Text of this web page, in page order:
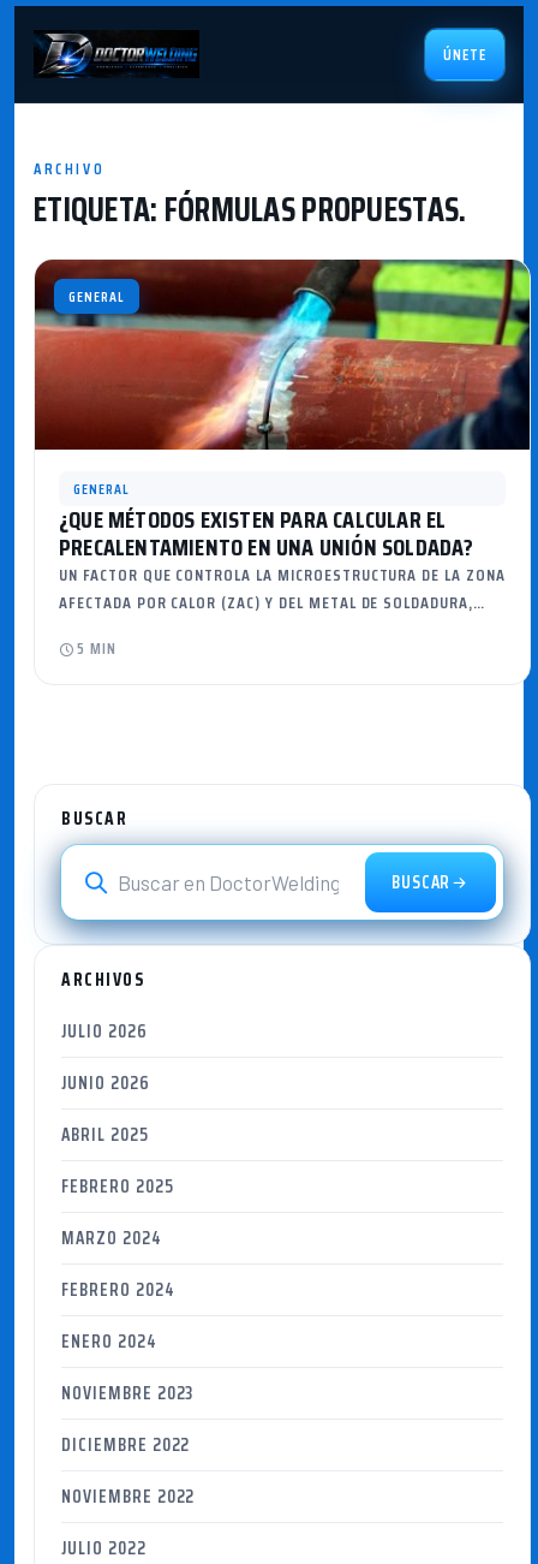
ÚNETE
ARCHIVO
ETIQUETA:FÓRMULAS PROPUESTAS.
GENERAL
GENERAL
¿QUE MÉTODOS EXISTEN PARA CALCULAR EL
PRECALENTAMIENTO EN UNA UNIÓN SOLDADA?
UN FACTOR QUE CONTROLA LA MICROESTRUCTURA DE LA ZONA
AFECTADA POR CALOR (ZAC) Y DEL METAL DE SOLDADURA,…
5 MIN
BUSCAR
BUSCAR
ARCHIVOS
JULIO 2026
JUNIO 2026
ABRIL 2025
FEBRERO 2025
MARZO 2024
FEBRERO 2024
ENERO 2024
NOVIEMBRE 2023
DICIEMBRE 2022
NOVIEMBRE 2022
JULIO 2022